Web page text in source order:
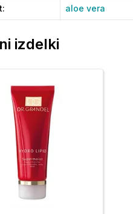
: aloe vera
izdelki